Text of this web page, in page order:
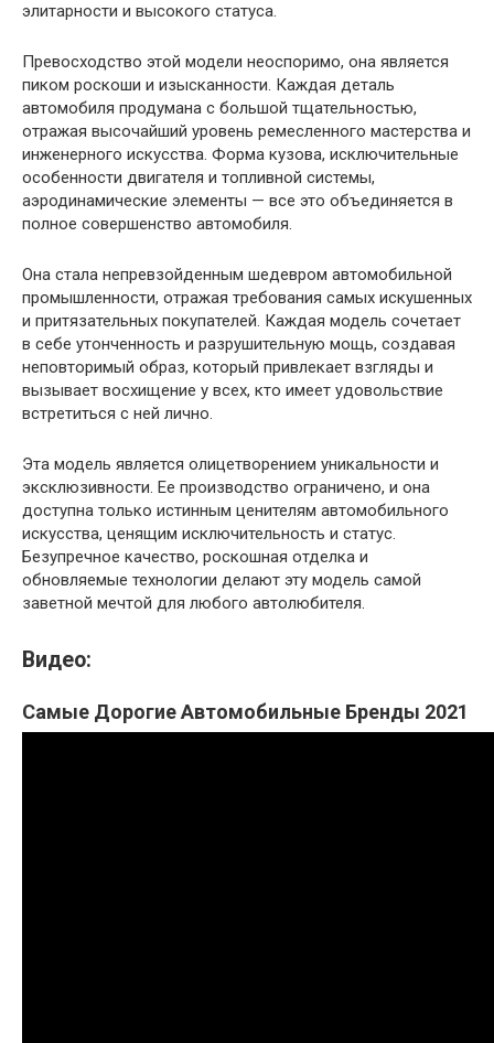
элитарности и высокого статуса.
Превосходство этой модели неоспоримо, она является
пиком роскоши и изысканности. Каждая деталь
автомобиля продумана с большой тщательностью,
отражая высочайший уровень ремесленного мастерства и
инженерного искусства. Форма кузова, исключительные
особенности двигателя и топливной системы,
аэродинамические элементы — все это объединяется в
полное совершенство автомобиля.
Она стала непревзойденным шедевром автомобильной
промышленности, отражая требования самых искушенных
и притязательных покупателей. Каждая модель сочетает
в себе утонченность и разрушительную мощь, создавая
неповторимый образ, который привлекает взгляды и
вызывает восхищение у всех, кто имеет удовольствие
встретиться с ней лично.
Эта модель является олицетворением уникальности и
эксклюзивности. Ее производство ограничено, и она
доступна только истинным ценителям автомобильного
искусства, ценящим исключительность и статус.
Безупречное качество, роскошная отделка и
обновляемые технологии делают эту модель самой
заветной мечтой для любого автолюбителя.
Видео:
Самые Дорогие Автомобильные Бренды 2021